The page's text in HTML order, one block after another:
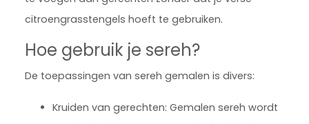
citroengrasstengels hoeft te gebruiken.
Hoe gebruik je sereh?
De toepassingen van sereh gemalen is divers:
Kruiden van gerechten: Gemalen sereh wordt